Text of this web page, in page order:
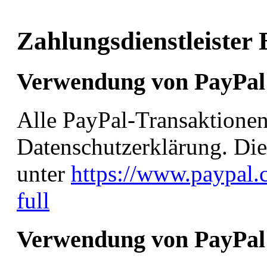
Verwendung von PayPal
Alle PayPal-
Datenschutzerklärung.
unter https://
full
Verwendung von